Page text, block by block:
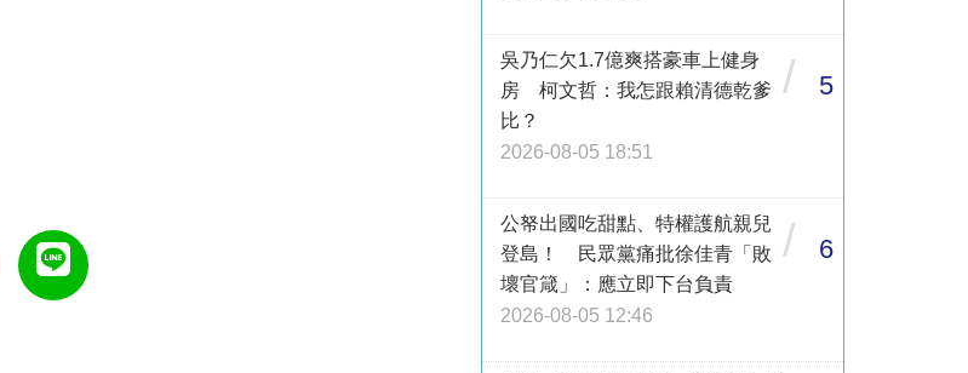
吳乃仁欠1.7億爽搭豪車上健身
房 柯文哲：我怎跟賴清德乾爹
比？
2026-08-05 18:51
/ 5
公帑出國吃甜點、特權護航親兒
登島！ 民眾黨痛批徐佳青「敗
壞官箴」：應立即下台負責
2026-08-05 12:46
/ 6